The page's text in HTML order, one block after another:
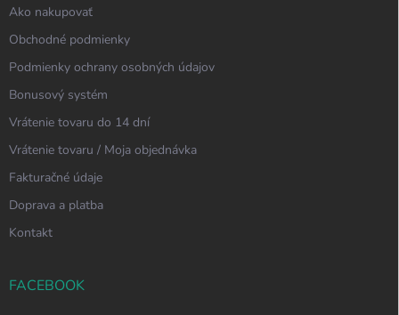
Ako nakupovať
Obchodné podmienky
Podmienky ochrany osobných údajov
Bonusový systém
Vrátenie tovaru do 14 dní
Vrátenie tovaru / Moja objednávka
Fakturačné údaje
Doprava a platba
Kontakt
FACEBOOK